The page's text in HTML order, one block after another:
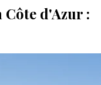
d'Azur :